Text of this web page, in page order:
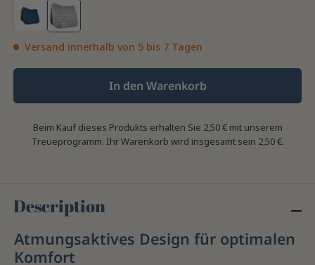
Versand innerhalb von 5 bis 7 Tagen
In den Warenkorb
Beim Kauf dieses Produkts erhalten Sie 2,50 €mit unserem
Treueprogramm. Ihr Warenkorb wird insgesamt sein 2,50 €.
Description
Atmungsaktives Design für optimalen
Komfort